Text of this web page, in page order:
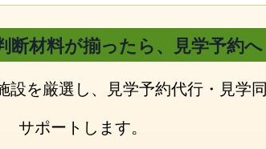
断材料が揃ったら、見学予約へ
設を厳選し、見学予約代行・見学
サポートします。